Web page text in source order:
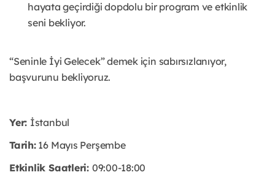
hayata geçirdiği dopdolu bir program ve etkinlik
seni bekliyor.
“Seninle İyi Gelecek” demek için sabırsızlanıyor,
başvurunu bekliyoruz.
Yer: İstanbul
Tarih:16 Mayıs Perşembe
Etkinlik Saatleri: 09:00-18:00